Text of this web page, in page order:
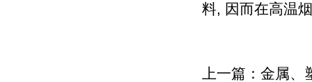
料, 因而在高温
上一篇： 金属、